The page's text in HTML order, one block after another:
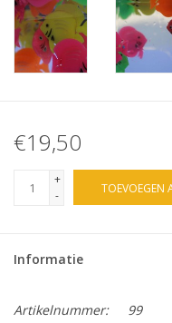
€19,50
+
-
TOEVOEGEN
Informatie
Artikelnummer:
99